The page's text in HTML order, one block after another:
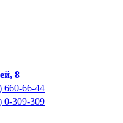
8
660-66-44
0-309-309